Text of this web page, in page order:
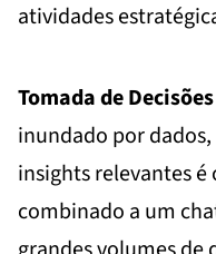
atividades
Tomada de
inundado por
insights relevantes é
combinado a um